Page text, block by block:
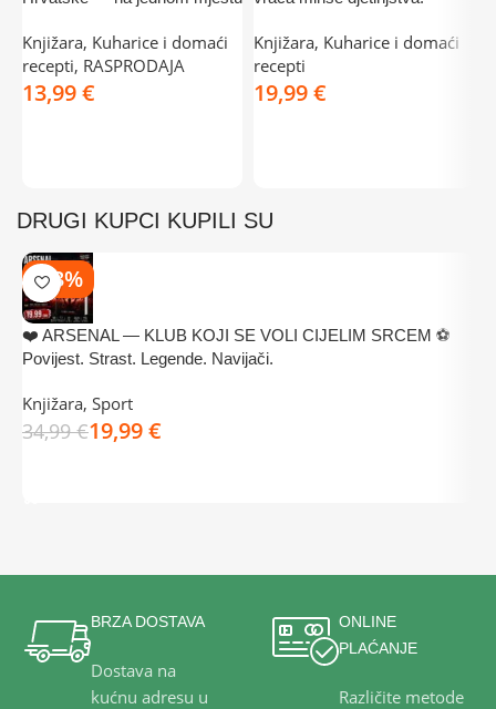
Knjižara, Kuharice i domaći
recepti, RASPRODAJA
€
Knjižara, Kuharice i domaći
recepti
€
DRUGI KUPCI KUPILI SU
-43%
❤️ ARSENAL — KLUB KOJI SE VOLI CIJELIM SRCEM ⚽
Povijest. Strast. Legende. Navijači.
Knjižara, Sport
34,99€19,99€
BRZA DOSTAVA
Dostava na
kućnu adresu u
ONLINE
PLAĆANJE
Različite metode